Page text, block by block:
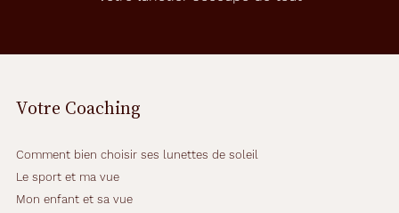
Votre Coaching
Comment bien choisir ses lunettes de soleil
Le sport et ma vue
Mon enfant et sa vue